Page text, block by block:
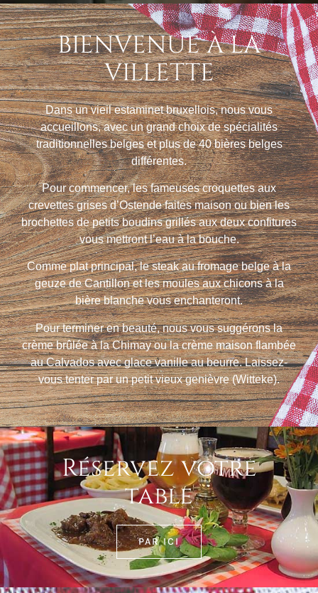
BIENVENUE À LA
VILLETTE
Dans un vieil estaminet bruxellois, nous vous
accueillons, avec un grand choix de spécialités
traditionnelles belges et plus de 40 bières belges
différentes.
Pour commencer, les fameuses croquettes aux
crevettes grises d’Ostende faites maison ou bien les
brochettes de petits boudins grillés aux deux confitures
vous mettront l’eau à la bouche.
Comme plat principal, le steak au fromage belge à la
geuze de Cantillon et les moules aux chicons à la
bière blanche vous enchanteront.
Pour terminer en beauté, nous vous suggérons la
crème brûlée à la Chimay ou la crème maison flambée
au Calvados avec glace vanille au beurre. Laissez-
vous tenter par un petit vieux genièvre (Witteke).
Réservez votre
table
PAR ICI